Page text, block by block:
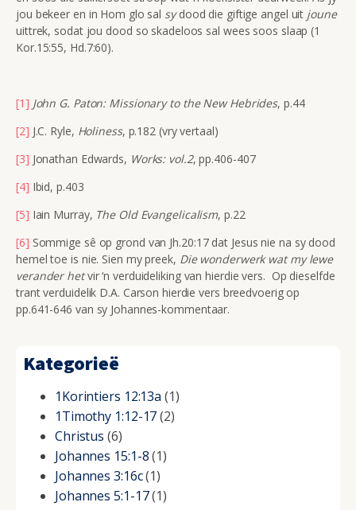
jou bekeer en in Hom glo sal sydood die giftige angel uit joune
uittrek, sodat jou dood so skadeloos sal wees soos slaap (1
Kor.15:55, Hd.7:60).
[1] John G. Paton: Missionary to the New Hebrides, p.44
[2] J.C. Ryle, Holiness, p.182 (vry vertaal)
[3] Jonathan Edwards, Works: vol.2, pp.406-407
[4] Ibid, p.403
[5] Iain Murray, The Old Evangelicalism, p.22
[6] Sommige sê op grond van Jh.20:17 dat Jesus nie na sy dood
hemel toe is nie. Sien my preek, Die wonderwerk wat my lewe
verander hetvir ‘n verduideliking van hierdie vers. Op dieselfde
trant verduidelik D.A. Carson hierdie vers breedvoerig op
pp.641-646 van sy Johannes-kommentaar.
Kategorieë
1Korintiers 12:13a (1)
1Timothy 1:12-17(2)
Christus (6)
Johannes 15:1-8(1)
Johannes 3:16c(1)
Johannes 5:1-17(1)